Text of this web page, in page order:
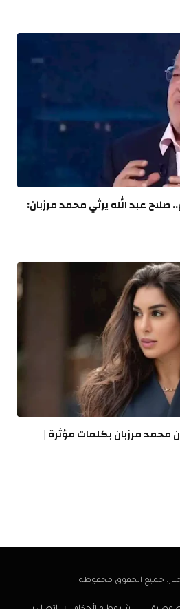
عبد الله يرثي محمد مرزبان:
محمد مرزبان بكلمات مؤثرة |